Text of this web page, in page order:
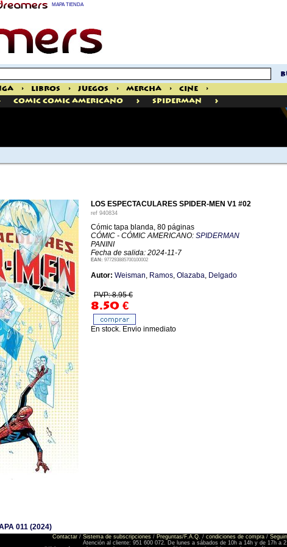
MAPA TIENDA
> Libros > Juegos > Mercha > Cine
>
Comic Comic Americano > Spiderman >
LOS ESPECTACULARES SPIDER-MEN V1 #02
ref 940834
Cómic tapa blanda, 80 páginas
CÓMIC - CÓMIC AMERICANO: SPIDERMAN
PANINI
Fecha de salida: 2024-11-7
EAN: 977293885700100002
Autor: Weisman, Ramos, Olazaba, Delgado
PVP: 8.95 €
8.50 €
En stock. Envio inmediato
011 (2024)
Contactar / Sistema de subscripciones / Preguntas/F.A.Q. / condiciones de compra /
Atención al cliente: 951 600 072. De lunes a sábados de 10h a 14h y de 17h a